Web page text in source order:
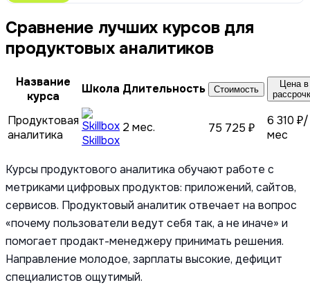
Сравнение лучших курсов для
продуктовых аналитиков
Название
курса
Школа Длительность Стоимость
Цена в
Продуктовая
аналитика
Skillbox
2 мес. 75 725 ₽
6 310 ₽/
мес
Курсы продуктового аналитика обучают работе с
метриками цифровых продуктов: приложений, сайтов,
сервисов. Продуктовый аналитик отвечает на вопрос
«почему пользователи ведут себя так, а не иначе» и
помогает продакт-менеджеру принимать решения.
Направление молодое, зарплаты высокие, дефицит
специалистов ощутимый.